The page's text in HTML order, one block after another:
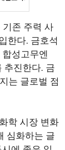
기존 주력 사
한다. 금호석
성고무엔
추진한다. 금
는 글로벌 점
학 시장 변화
심화하는 글